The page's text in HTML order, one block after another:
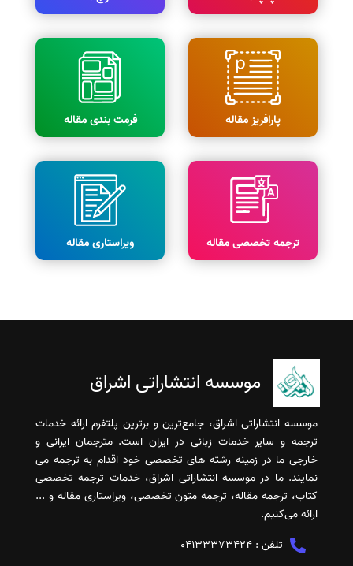
پارافریز مقاله فرمت بندی مقاله
ترجمه تخصصی مقاله ویراستاری مقاله
موسسه انتشاراتی اشراق
موسسه انتشاراتی اشراق، جامع‌ترین و برترین پلتفرم ارائه خدمات
ترجمه و سایر خدمات زبانی در ایران است. مترجمان ایرانی و
خارجی ما در زمینه رشته های تخصصی خود اقدام به ترجمه می
نمایند. ما در موسسه انتشاراتی اشراق، خدمات ترجمه تخصصی
کتاب، ترجمه مقاله، ترجمه متون تخصصی، ویراستاری مقاله و ...
ارائه می‌کنیم.
تلفن : 04133373424